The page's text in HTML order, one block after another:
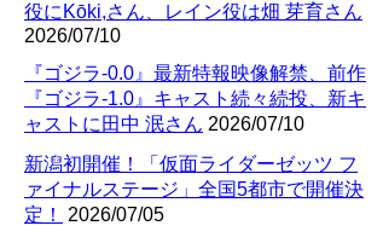
役にKōki,さん、レイン役は畑 芽育さん
2026/07/10
『ゴジラ-0.0』最新特報映像解禁、前作
『ゴジラ-1.0』キャスト続々続投、新キ
ャストに田中 泯さん 2026/07/10
新潟初開催！「仮面ライダーゼッツ フ
ァイナルステージ」全国5都市で開催決
定！
2026/07/05